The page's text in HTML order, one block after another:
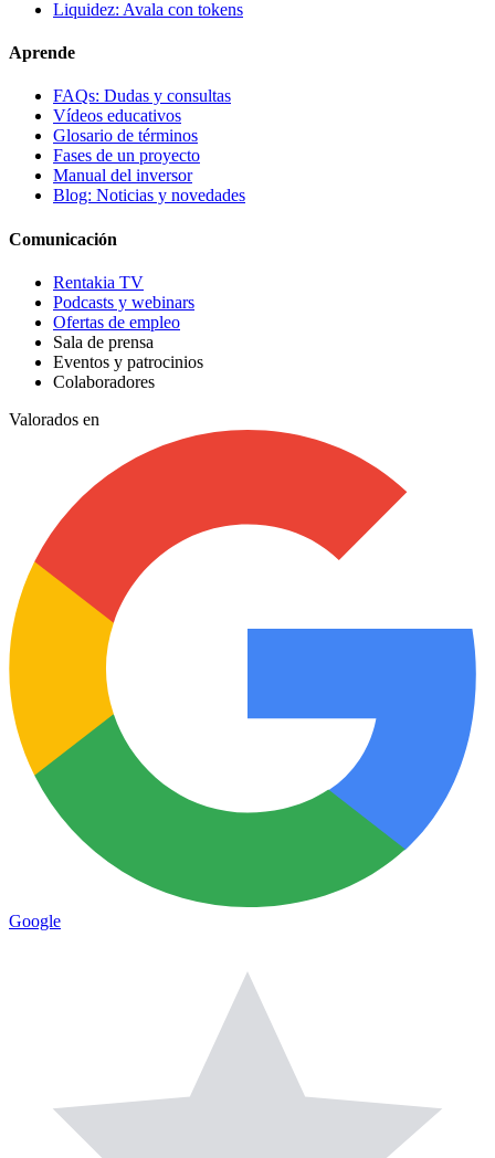
Liquidez: Avala con tokens
Aprende
FAQs: Dudas y consultas
Vídeos educativos
Glosario de términos
Fases de un proyecto
Manual del inversor
Blog: Noticias y novedades
Comunicación
Rentakia TV
Podcasts y webinars
Ofertas de empleo
Sala de prensa
Eventos y patrocinios
Colaboradores
Valorados en
Google